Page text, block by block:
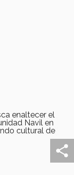
enaltecer el
Navil en
cultural de